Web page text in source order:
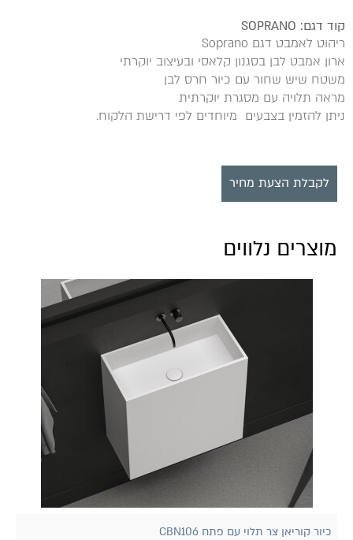
קוד דגם: SOPRANO
ריהוט לאמבט דגם Soprano
ארון אמבט לבן בסגנון קלאסי ובעיצוב יוקרתי
משטח שיש שחור עם כיור חרס לבן
מראה תלויה עם מסגרת יוקרתית
ניתן להזמין בצבעים מיוחדים לפי דרישת הלקוח.
לקבלת הצעת מחיר
מוצרים נלווים
כיור קוריאן צר תלוי עם פתח CBN106